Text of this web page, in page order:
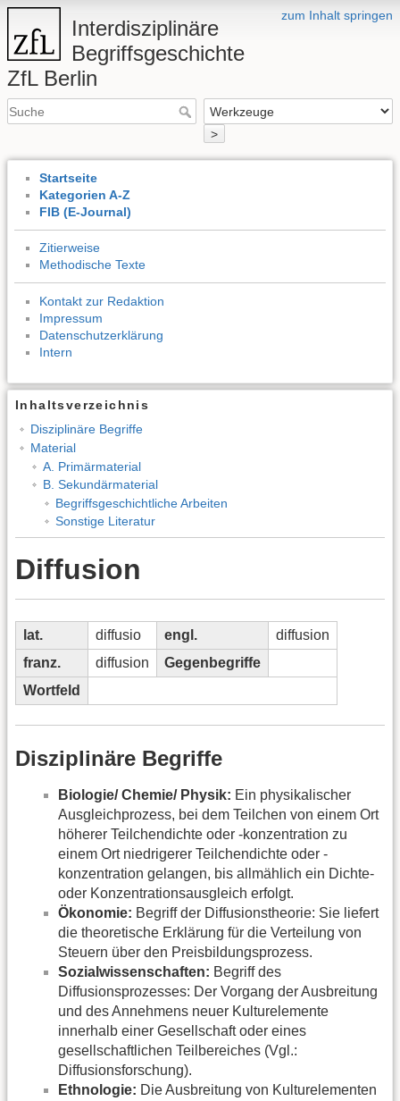
zum Inhalt springen
Interdisziplinäre
Begriffsgeschichte
ZfL Berlin
>
Startseite
Kategorien A-Z
FIB (E-Journal)
Zitierweise
Methodische Texte
Kontakt zur Redaktion
Impressum
Datenschutzerklärung
Intern
Inhaltsverzeichnis
Disziplinäre Begriffe
Material
A. Primärmaterial
B. Sekundärmaterial
Begriffsgeschichtliche Arbeiten
Sonstige Literatur
Diffusion
lat. diffusio engl.
diffusion
franz.
diffusion
Gegenbegriffe
Wortfeld
Disziplinäre Begriffe
Biologie/ Chemie/ Physik: Ein physikalischer
Ausgleichprozess, bei dem Teilchen von einem Ort
höherer Teilchendichte oder -konzentration zu
einem Ort niedrigerer Teilchendichte oder -
konzentration gelangen, bis allmählich ein Dichte-
oder Konzentrationsausgleich erfolgt.
Ökonomie: Begriff der Diffusionstheorie: Sie liefert
die theoretische Erklärung für die Verteilung von
Steuern über den Preisbildungsprozess.
Sozialwissenschaften: Begriff des
Diffusionsprozesses: Der Vorgang der Ausbreitung
und des Annehmens neuer Kulturelemente
innerhalb einer Gesellschaft oder eines
gesellschaftlichen Teilbereiches (Vgl.:
Diffusionsforschung).
Ethnologie: Die Ausbreitung von Kulturelementen